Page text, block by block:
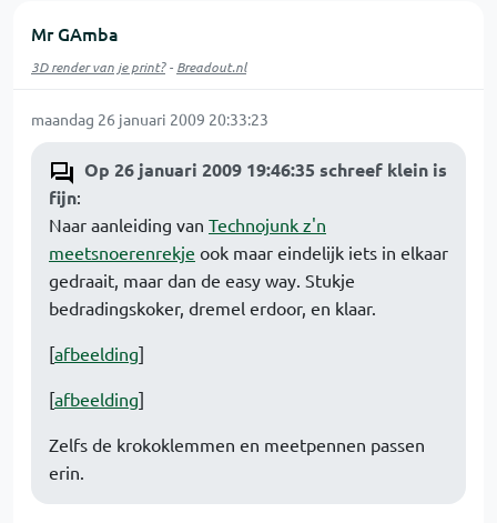
Mr GAmba
3D render van je print?- Breadout.nl
maandag 26 januari 2009 20:33:23
Op 26 januari 2009 19:46:35 schreef klein is
fijn:
Naar aanleiding van Technojunk z'n
meetsnoerenrekje ook maar eindelijk iets in elkaar
gedraait, maar dan de easy way. Stukje
bedradingskoker, dremel erdoor, en klaar.
[afbeelding]
[afbeelding]
Zelfs de krokoklemmen en meetpennen passen
erin.